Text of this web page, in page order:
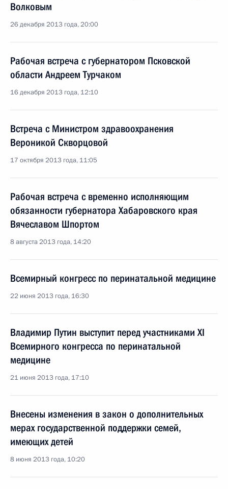
Волковым
26 декабря 2013 года, 20:00
Рабочая встреча с губернатором Псковской
области Андреем Турчаком
16 декабря 2013 года, 12:10
Встреча с Министром здравоохранения
Вероникой Скворцовой
17 октября 2013 года, 11:05
Рабочая встреча с временно исполняющим
обязанности губернатора Хабаровского края
Вячеславом Шпортом
8 августа 2013 года, 14:20
Всемирный конгресс по перинатальной медицине
22 июня 2013 года, 16:30
Владимир Путин выступит перед участниками XI
Всемирного конгресса по перинатальной
медицине
21 июня 2013 года, 17:10
Внесены изменения в закон о дополнительных
мерах государственной поддержки семей,
имеющих детей
8 июня 2013 года, 10:20